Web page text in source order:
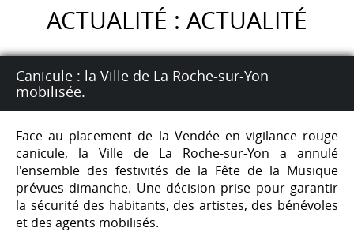
ACTUALITÉ : ACTUALITÉ
Canicule : la Ville de La Roche-sur-Yon
mobilisée.
Face au placement de la Vendée en vigilance rouge
canicule, la Ville de La Roche-sur-Yon a annulé
l'ensemble des festivités de la Fête de la Musique
prévues dimanche. Une décision prise pour garantir
la sécurité des habitants, des artistes, des bénévoles
et des agents mobilisés.